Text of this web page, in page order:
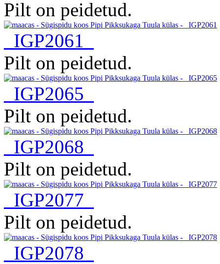
Pilt on peidetud.
_IGP2061
Pilt on peidetud.
_IGP2065
Pilt on peidetud.
_IGP2068
Pilt on peidetud.
_IGP2077
Pilt on peidetud.
_IGP2078